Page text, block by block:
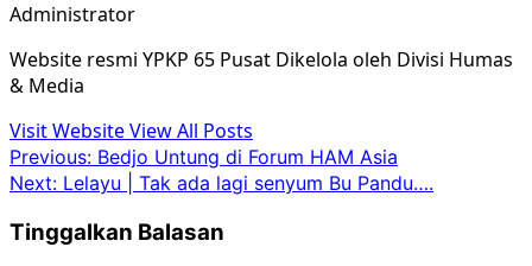
Administrator
Website resmi YPKP 65 Pusat Dikelola oleh Divisi Humas
& Media
Visit WebsiteView All Posts
Post
navigation
Previous: Bedjo Untung di Forum HAM Asia
Next: Lelayu | Tak ada lagi senyum Bu Pandu….
Tinggalkan Balasan